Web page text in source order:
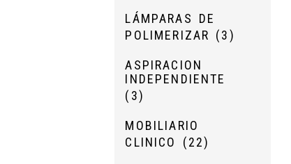
LÁMPARAS DE
POLIMERIZAR (3)
ASPIRACION
INDEPENDIENTE
(3)
MOBILIARIO
CLINICO (22)